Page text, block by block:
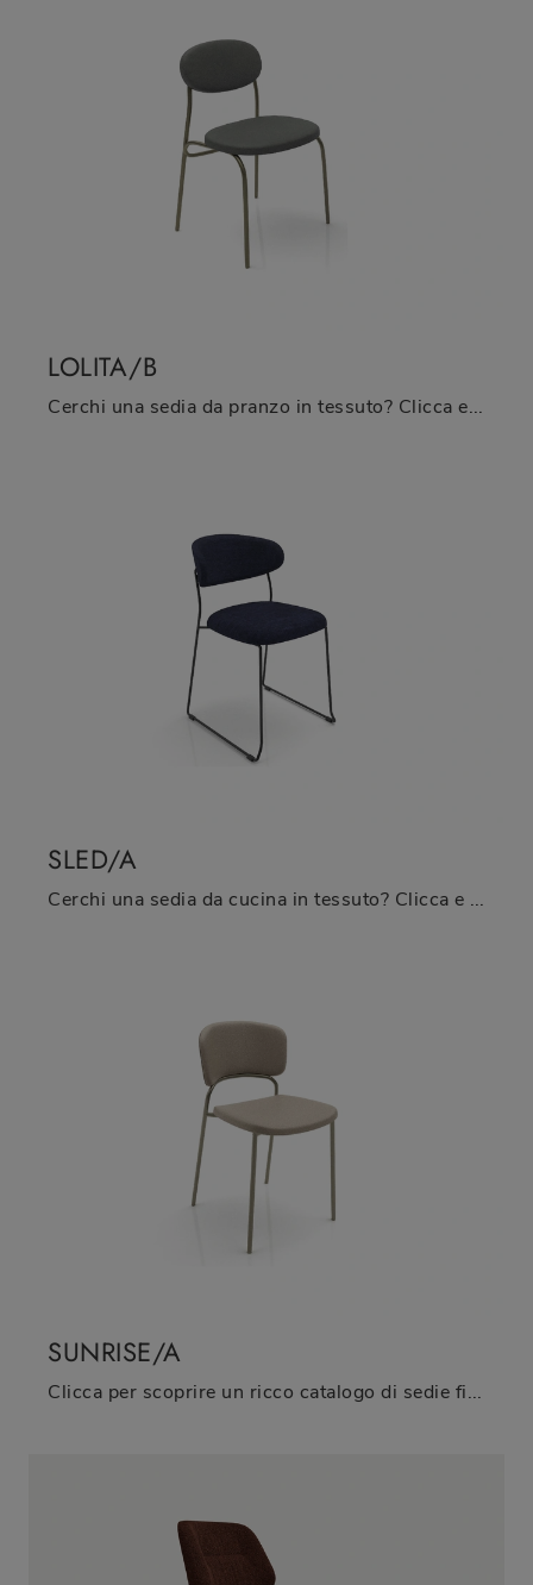
LOLITA/B
Cerchi una sedia da pranzo in tessuto? Clicca e scopri il modello Lolita/B di Zamagna per completare i tuoi locali perfettamente.
SLED/A
Cerchi una sedia da cucina in tessuto? Clicca e scopri il modello Sled/A di Zamagna per ultimare i tuoi spazi alla perfezione.
SUNRISE/A
Clicca per scoprire un ricco catalogo di sedie fisse per stanze moderne: il modello Sunrise/A di Zamagna ti aspetta!